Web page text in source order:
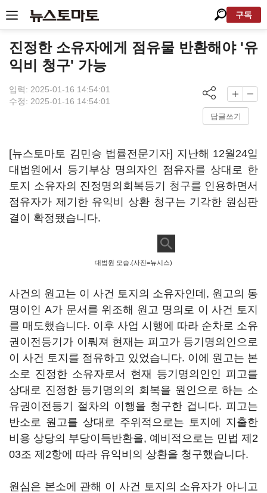
구독
진정한 소유자에게 점유물 반환해야 '유
익비 청구' 가능
입력: 2025-01-16 14:54:01
수정: 2025-01-16 14:54:01
답글쓰기
[뉴스토마토 김민승 법률전문기자] 지난해 12월24일
대법원에서 등기부상 명의자인 점유자를 상대로 한
토지 소유자의 진정명의회복등기 청구를 인용하면서
점유자가 제기한 유익비 상환 청구는 기각한 원심판
결이 확정됐습니다.
대법원 모습.(사진=뉴시스)
사건의 원고는 이 사건 토지의 소유자인데, 원고의 동
명이인 A가 문서를 위조해 원고 명의로 이 사건 토지
를 매도했습니다. 이후 사업 시행에 따라 순차로 소유
권이전등기가 이뤄져 현재는 피고가 등기명의인으로
이 사건 토지를 점유하고 있었습니다. 이에 원고는 본
소로 진정한 소유자로서 현재 등기명의인인 피고를
상대로 진정한 등기명의의 회복을 원인으로 하는 소
유권이전등기 절차의 이행을 청구한 겁니다. 피고는
반소로 원고를 상대로 주위적으로는 토지에 지출한
비용 상당의 부당이득반환을, 예비적으로는 민법 제2
03조 제2항에 따라 유익비의 상환을 청구했습니다.
원심은 본소에 관해 이 사건 토지의 소유자가 아니고